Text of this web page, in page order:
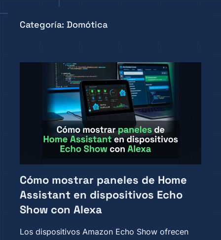
Categoría: Domótica
Cómo mostrar paneles de Home
Assistant en dispositivos Echo
Show con Alexa
Los dispositivos Amazon Echo Show ofrecen